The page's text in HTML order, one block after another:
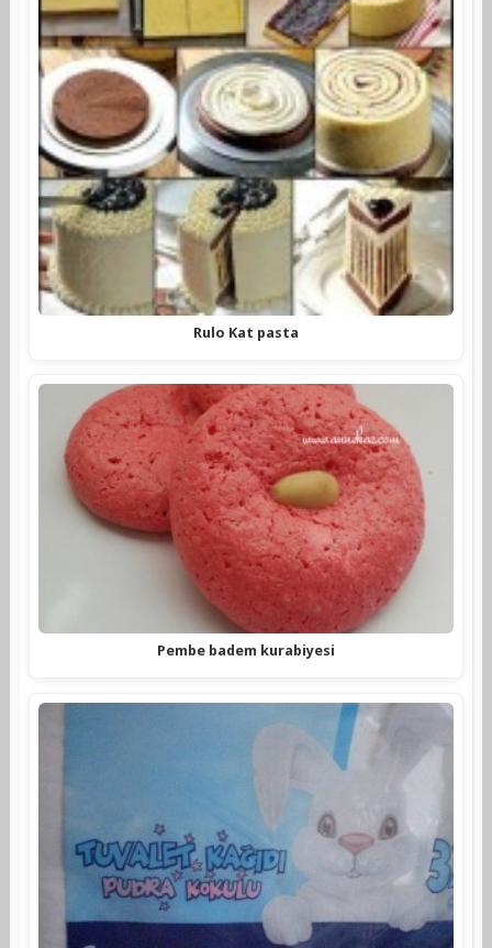
Rulo Kat pasta
Pembe badem kurabiyesi